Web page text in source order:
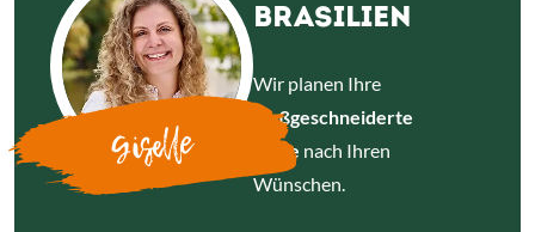
Giselle
BRASILIEN
Wir planen Ihre
maßgeschneiderte
Reise nach Ihren
Wünschen.